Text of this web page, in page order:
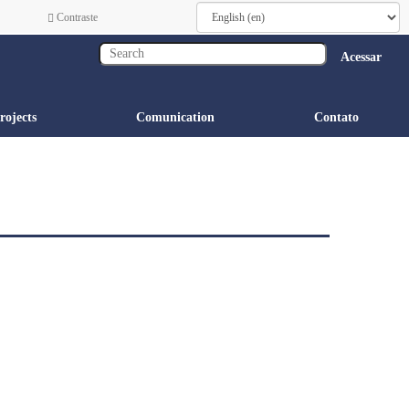
Contraste
Acessar
Comunication Contato